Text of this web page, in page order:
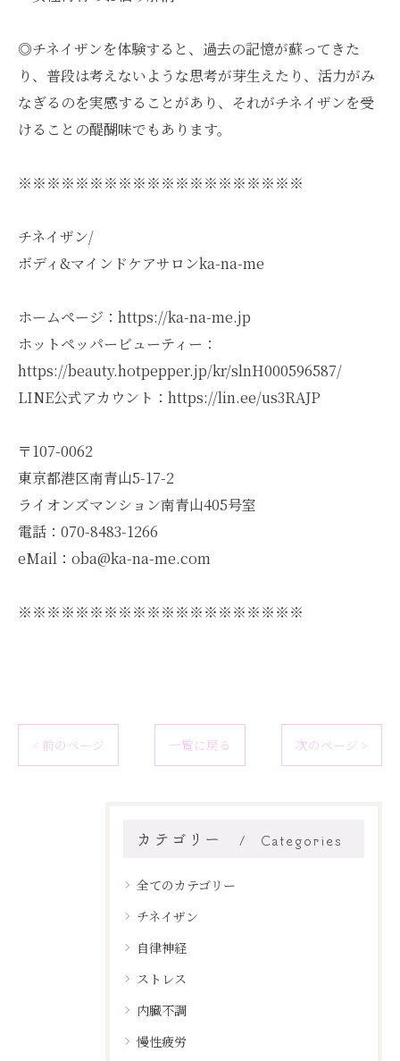
◎チネイザンを体験すると、過去の記憶が蘇ってきた
り、普段は考えないような思考が芽生えたり、活力がみ
なぎるのを実感することがあり、それがチネイザンを受
けることの醍醐味でもあります。
※※※※※※※※※※※※※※※※※※※※
チネイザン/
ボディ&マインドケアサロンka-na-me
ホームページ：https://ka-na-me.jp
ホットペッパービューティー：
https://beauty.hotpepper.jp/kr/slnH000596587/
LINE公式アカウント：https://lin.ee/us3RAJP
〒107-0062
東京都港区南青山5-17-2
ライオンズマンション南青山405号室
電話：070-8483-1266
eMail：oba@ka-na-me.com
※※※※※※※※※※※※※※※※※※※※
< 前のページ 一覧に戻る 次のページ >
カテゴリー Categories
全てのカテゴリー
チネイザン
自律神経
ストレス
内臓不調
慢性疲労